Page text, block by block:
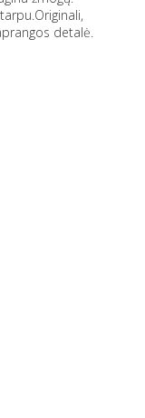
detalė.